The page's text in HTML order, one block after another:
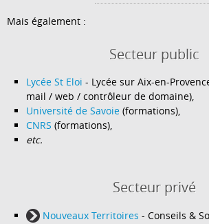
Mais également :
Secteur public
Lycée St Eloi - Lycée sur Aix-en-
mail / web / contrôleur de domaine),
Université de Savoie (formations),
CNRS (formations),
etc.
Secteur privé
Nouveaux Territoires - Conseils &